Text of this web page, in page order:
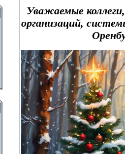
Уважаемые
организаций,